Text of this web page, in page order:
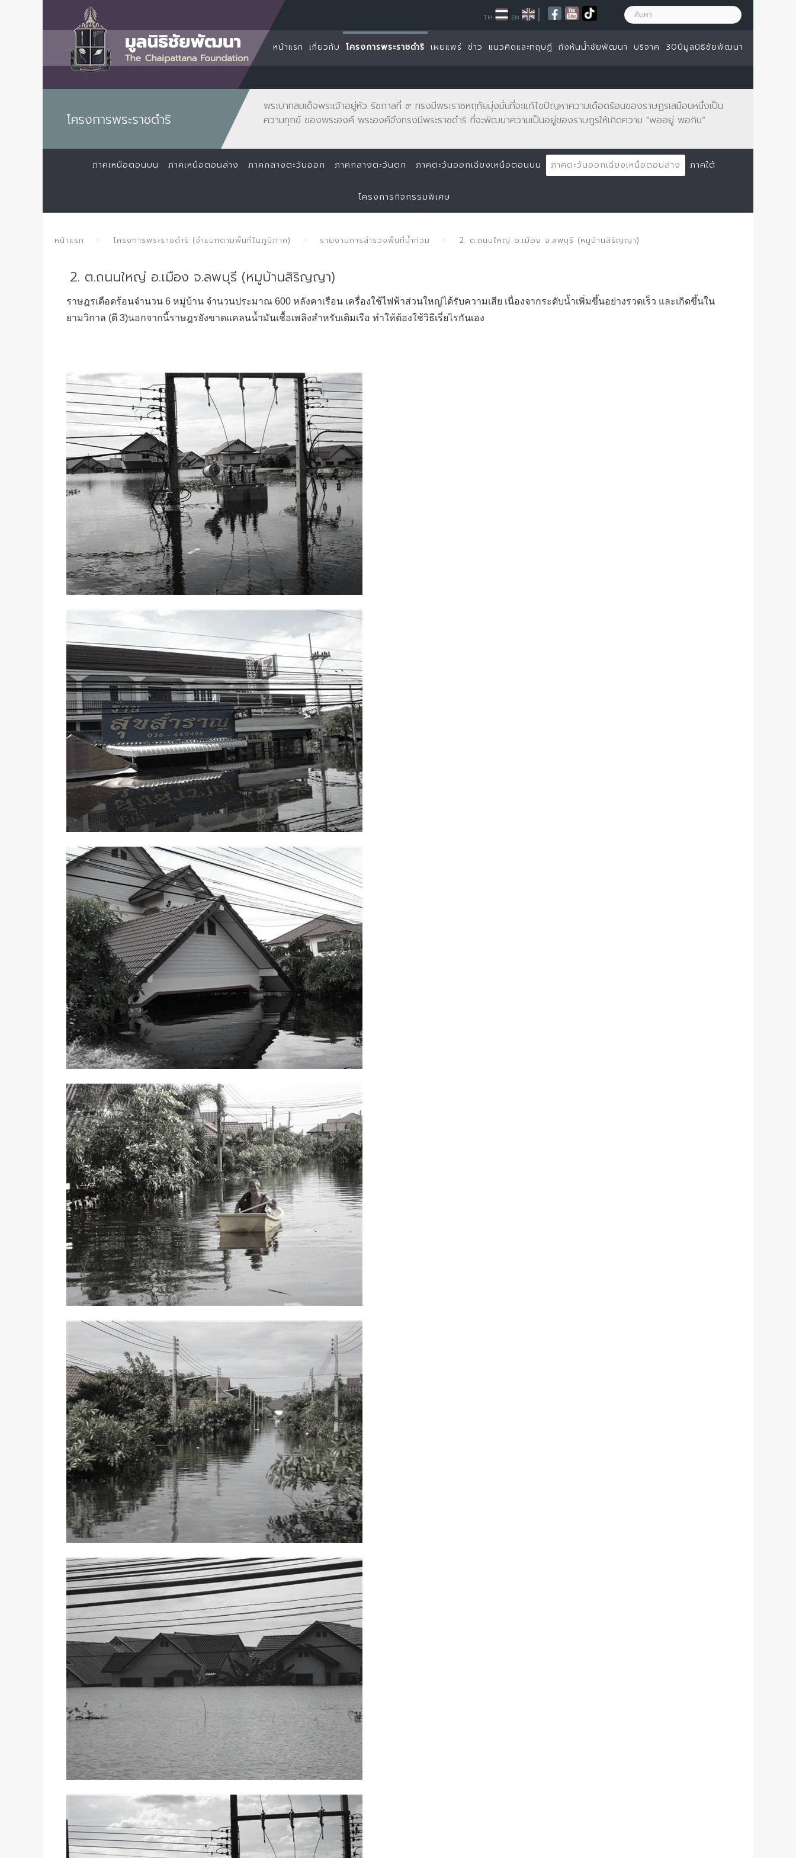
หน้าแรก เกี่ยวกับ โครงการพระราชดำริ เผยแพร่ ข่าว แนวคิดและทฤษฏี กังหันน้ำชัยพัฒนา บริจาค 30ปีมูลนิธิชัยพัฒนา
TH EN |
โครงการพระราชดำริ
พระบาทสมเด็จพระเจ้าอยู่หัว รัชกาลที่ ๙ ทรงมีพระราชหฤทัยมุ่งมั่นที่จะแก้ไขปัญหาความเดือดร้อนของราษฏรเสมือนหนึ่งเป็น
ความทุกข์ ของพระองค์ พระองค์จึงทรงมีพระราชดำริ ที่จะพัฒนาความเป็นอยู่ของราษฎรให้เกิดความ "พออยู่ พอกิน”
ภาคเหนือตอนบน ภาคเหนือตอนล่าง ภาคกลางตะวันออก ภาคกลางตะวันตก ภาคตะวันออกเฉียงเหนือตอนบน ภาคตะวันออกเฉียงเหนือตอนล่าง ภาคใต้
โครงการกิจกรรมพิเศษ
หน้าแรก โครงการพระราชดำริ (จำแนกตามพื้นที่ในภูมิภาค) รายงานการสำรวจพื้นที่น้ำท่วม 2. ต.ถนนใหญ่ อ.เมือง จ.ลพบุรี (หมูบ้านสิริญญา)
2. ต.ถนนใหญ่ อ.เมือง จ.ลพบุรี (หมูบ้านสิริญญา)
ราษฎรเดือดร้อนจำนวน 6 หมู่บ้าน จำนวนประมาณ 600 หลังคาเรือน เครื่องใช้ไฟฟ้าส่วนใหญ่ได้รับความเสีย เนื่องจากระดับน้ำเพิ่มขึ้นอย่างรวดเร็ว และเกิดขึ้นใน
ยามวิกาล (ตี 3)นอกจากนี้ราษฎรยังขาดแคลนน้ำมันเชื้อเพลิงสำหรับเติมเรือ ทำให้ต้องใช้วิธีเรี่ยไรกันเอง